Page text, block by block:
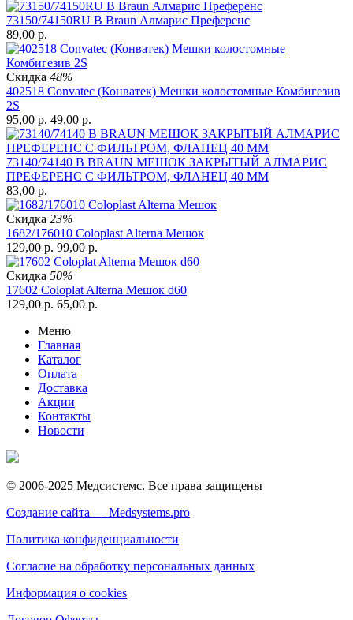
73150/74150RU B Braun Алмарис Преференс
89,00 р.
Скидка 48%
402518 Convatec (Конватек) Мешки колостомные Комбигезив
2S
95,00 р. 49,00 р.
73140/74140 B BRAUN МЕШОК ЗАКРЫТЫЙ АЛМАРИС
ПРЕФЕРЕНС С ФИЛЬТРОМ, ФЛАНЕЦ 40 ММ
83,00 р.
Скидка 23%
1682/176010 Coloplast Alterna Мешок
129,00 р. 99,00 р.
Скидка 50%
17602 Coloplat Alterna Мешок d60
129,00 р. 65,00 р.
Меню
Главная
Каталог
Оплата
Доставка
Акции
Контакты
Новости
© 2006-2025 Медсистемс. Все права защищены
Создание сайта — Medsystems.pro
Политика конфиденциальности
Согласие на обработку персональных данных
Информация о cookies